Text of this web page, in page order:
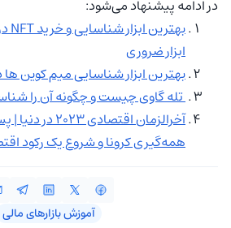
در ادامه پیشنهاد می‌شود:
ابزار ضروری
بهترین ابزار شناسایی میم کوین ها در
تله گاوی چیست و چگونه آن را
آخرالزمان اقتصادی
همه‌گیری کرونا و شروع یک رکود
آموزش بازارهای مالی